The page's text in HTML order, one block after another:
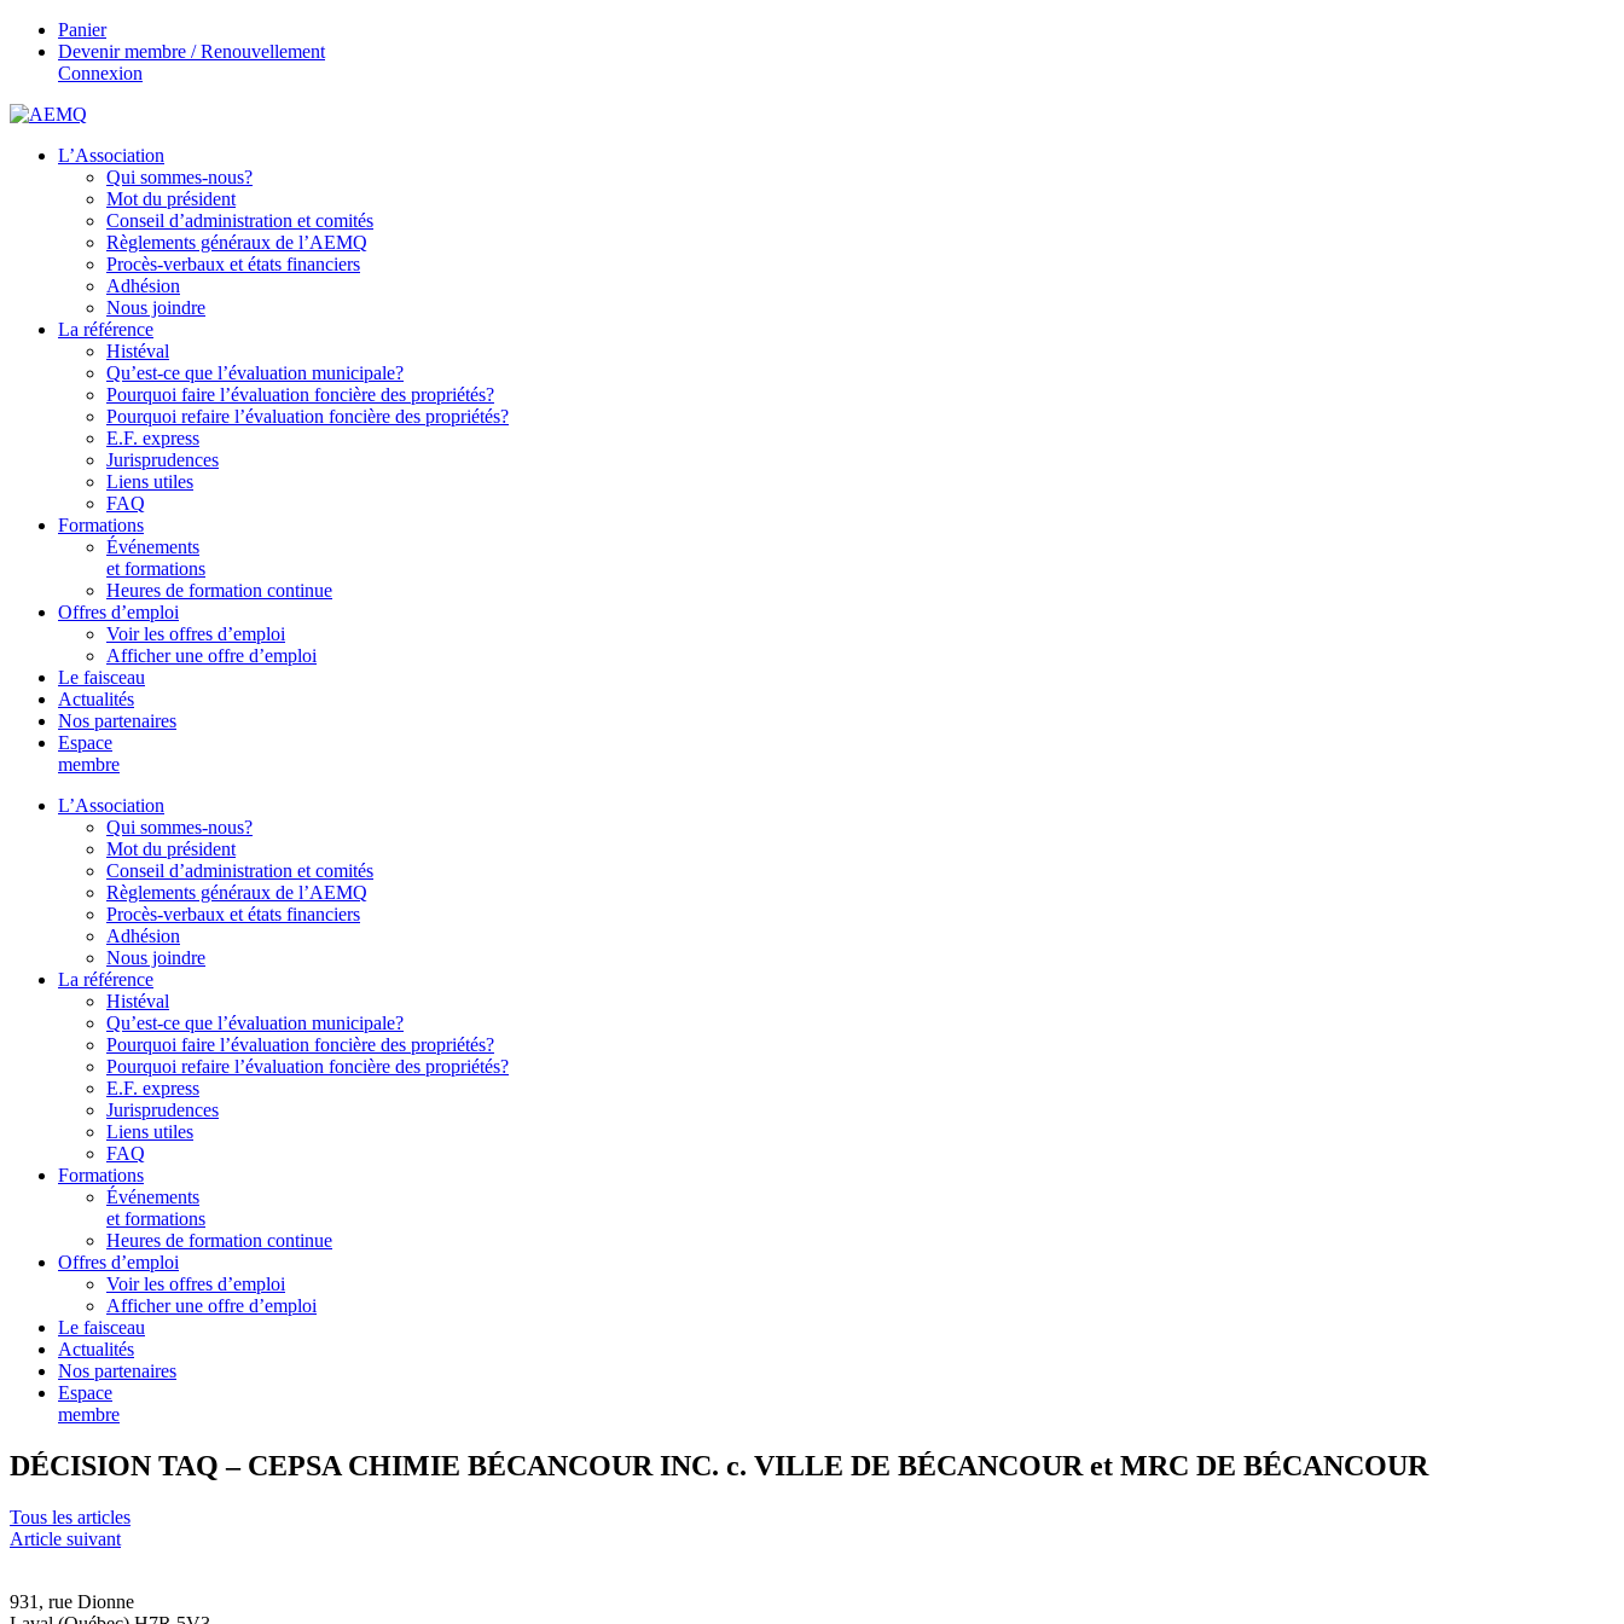
Panier
Devenir membre / Renouvellement
Connexion
L’Association
Qui sommes-nous?
Mot du président
Conseil d’administration et comités
Règlements généraux de l’AEMQ
Procès-verbaux et états financiers
Adhésion
Nous joindre
La référence
Histéval
Qu’est-ce que l’évaluation municipale?
Pourquoi faire l’évaluation foncière des propriétés?
Pourquoi refaire l’évaluation foncière des propriétés?
E.F. express
Jurisprudences
Liens utiles
FAQ
Formations
Événements
et formations
Heures de formation continue
Offres d’emploi
Voir les offres d’emploi
Afficher une offre d’emploi
Le faisceau
Actualités
Nos partenaires
Espace
membre
L’Association
Qui sommes-nous?
Mot du président
Conseil d’administration et comités
Règlements généraux de l’AEMQ
Procès-verbaux et états financiers
Adhésion
Nous joindre
La référence
Histéval
Qu’est-ce que l’évaluation municipale?
Pourquoi faire l’évaluation foncière des propriétés?
Pourquoi refaire l’évaluation foncière des propriétés?
E.F. express
Jurisprudences
Liens utiles
FAQ
Formations
Événements
et formations
Heures de formation continue
Offres d’emploi
Voir les offres d’emploi
Afficher une offre d’emploi
Le faisceau
Actualités
Nos partenaires
Espace
membre
DÉCISION TAQ – CEPSA CHIMIE BÉCANCOUR INC. c. VILLE DE BÉCANCOUR et MRC DE BÉCANCOUR
Tous les articles
Article suivant
931, rue Dionne